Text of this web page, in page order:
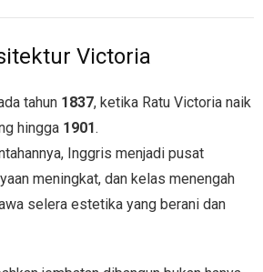
Victoria
tahun 1837, ketika Ratu Victoria naik
hingga 1901.
Inggris menjadi pusat
meningkat, dan kelas menengah
selera estetika yang berani dan